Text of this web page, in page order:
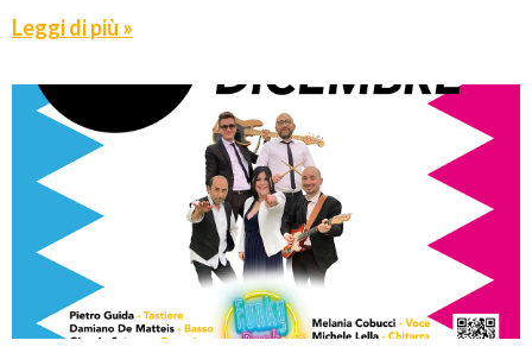
Leggi di più »